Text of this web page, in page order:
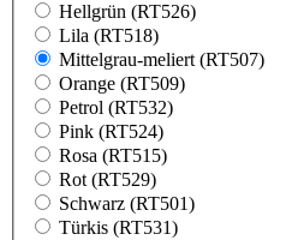
Hellgrün (RT526)
Lila (RT518)
Mittelgrau-meliert (RT507)
Orange (RT509)
Petrol (RT532)
Pink (RT524)
Rosa (RT515)
Rot (RT529)
Schwarz (RT501)
Türkis (RT531)